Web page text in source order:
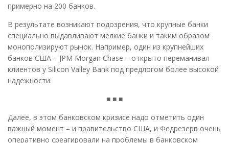
примерно на 200 банков.
В результате возникают подозрения, что крупные банки
специально выдавливают мелкие банки и таким образом
монополизируют рынок. Например, один из крупнейших
банков США – JPM Morgan Chase – открыто переманивал
клиентов у Silicon Valley Bank под предлогом более высокой
надежности.
■ ■ ■
Далее, в этом банковском кризисе надо отметить один
важный момент – и правительство США, и Федрезерв очень
оперативно среагировали на проблемы в банковском